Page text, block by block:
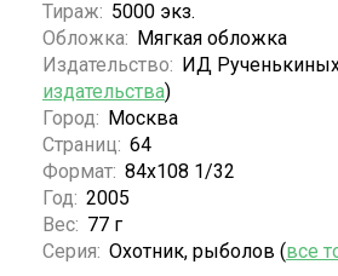
Тираж: 5000 экз.
Обложка: Мягкая обложка
Издательство: ИД
издательства)
Город: Москва
Страниц: 64
Формат: 84х108 1/32
Год: 2005
Вес: 77 г
Серия: Охотник, рыболов (все